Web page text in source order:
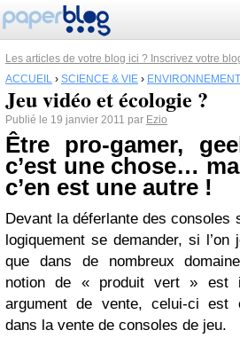
Les articles de votre blog ici ? Inscrivez votre
ACCUEIL › SCIENCE & VIE › ENVIRONNEMENT
Jeu vidéo et écologie ?
Publié le 19 janvier 2011 par Ezio
Être pro-gamer,
c’est une chose…
c’en est une autre !
Devant la déferlante des consoles
logiquement se demander, si
que dans de nombreux
notion de « produit vert » est
argument de vente, celui-ci est
dans la vente de consoles de jeu.